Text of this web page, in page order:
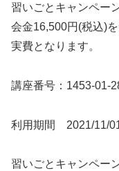
習いごとキャンペー
会金16,500円(税込)
実費となります。
講座番号：1453-01-
利用期間 2021/11/
習いごとキャンペー